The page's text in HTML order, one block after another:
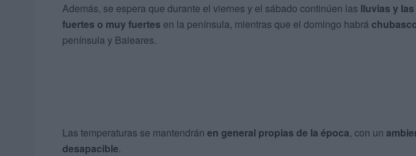
Además, se espera que durante el viernes y el sábado continúen las lluvias y
fuertes o muy fuertes en la península, mientras que el domingo habrá
península y Baleares.
Las temperaturas se mantendrán en general propias de la época, con un
desapacible.